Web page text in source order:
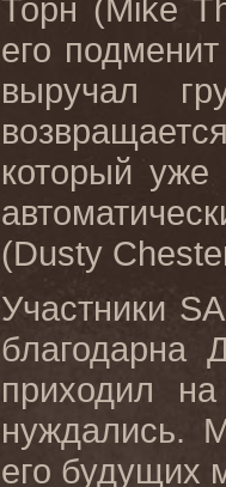
Торн (Mike
его
выручал
который уже
(Dusty
Участники
благодарна
приходил
нуждались.
его будущих